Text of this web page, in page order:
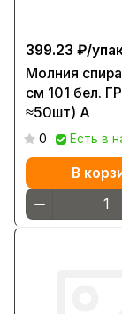
399.23 ₽/
Молния
см 101 бел.
≈50шт) А
0 Есть в
В